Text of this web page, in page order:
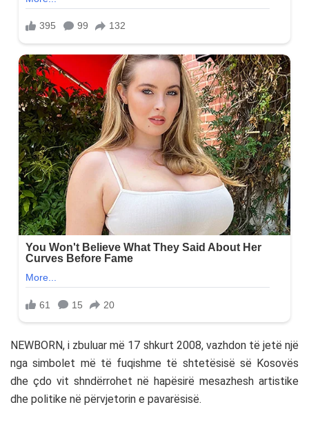
NEWBORN, i zbuluar më 17 shkurt 2008, vazhdon të jetë një
nga simbolet më të fuqishme të shtetësisë së Kosovës
dhe çdo vit shndërrohet në hapësirë mesazhesh artistike
dhe politike në përvjetorin e pavarësisë.